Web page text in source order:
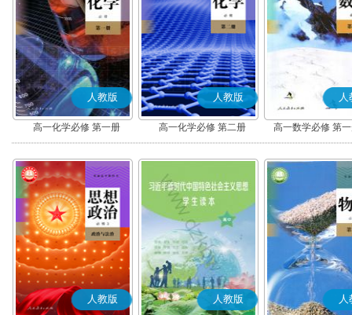
人教版
高一化学必修 第一册
人教版
高一化学必修 第二册
人
高一数学必修 第
人教版 人教版 人